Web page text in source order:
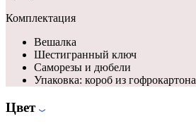
Комплектация
Вешалка
Шестигранный ключ
Саморезы и дюбели
Упаковка: короб из гофрокартона
Цвет